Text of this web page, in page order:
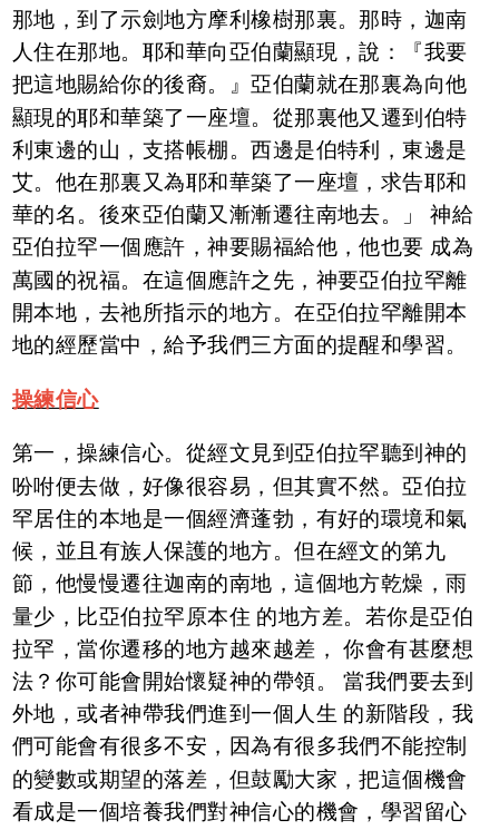
那地，到了示劍地方摩利橡樹那裏。那時，迦南
人住在那地。耶和華向亞伯蘭顯現，說：『我要
把這地賜給你的後裔。』亞伯蘭就在那裏為向他
顯現的耶和華築了一座壇。從那裏他又遷到伯特
利東邊的山，支搭帳棚。西邊是伯特利，東邊是
艾。他在那裏又為耶和華築了一座壇，求告耶和
華的名。後來亞伯蘭又漸漸遷往南地去。」 神給
亞伯拉罕一個應許，神要賜福給他，他也要 成為
萬國的祝福。在這個應許之先，神要亞伯拉罕離
開本地，去祂所指示的地方。在亞伯拉罕離開本
地的經歷當中，給予我們三方面的提醒和學習。
操練信心
第一，操練信心。從經文見到亞伯拉罕聽到神的
吩咐便去做，好像很容易，但其實不然。亞伯拉
罕居住的本地是一個經濟蓬勃，有好的環境和氣
候，並且有族人保護的地方。但在經文的第九
節，他慢慢遷往迦南的南地，這個地方乾燥，雨
量少，比亞伯拉罕原本住 的地方差。若你是亞伯
拉罕，當你遷移的地方越來越差， 你會有甚麼想
法？你可能會開始懷疑神的帶領。 當我們要去到
外地，或者神帶我們進到一個人生 的新階段，我
們可能會有很多不安，因為有很多我們不能控制
的變數或期望的落差，但鼓勵大家，把這個機會
看成是一個培養我們對神信心的機會，學習留心